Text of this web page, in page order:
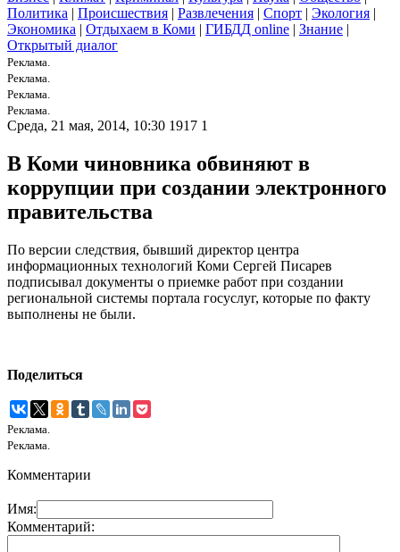
Политика | Происшествия | Развлечения | Спорт | Экология |
Экономика | Отдыхаем в Коми | ГИБДД online | Знание |
Открытый диалог
Реклама.
Реклама.
Реклама.
Реклама.
Среда, 21 мая, 2014, 10:30 1917 1
В Коми чиновника обвиняют в
коррупции при создании электронного
правительства
По версии следствия, бывший директор центра
информационных технологий Коми Сергей Писарев
подписывал документы о приемке работ при создании
региональной системы портала госуслуг, которые по факту
выполнены не были.
Поделиться
Реклама.
Реклама.
Комментарии
Имя:
Комментарий: